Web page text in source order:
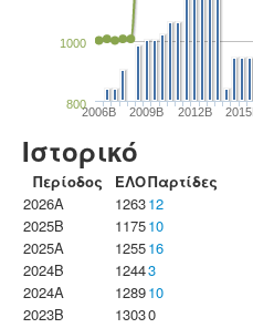
2006B 2009B 2012B
1000
800
Ιστορικό
Περίοδος ΕΛΟΠαρτίδες
2026A
126312
2025B
117510
2025A
125516
2024B
12443
2024A
128910
2023B
13030